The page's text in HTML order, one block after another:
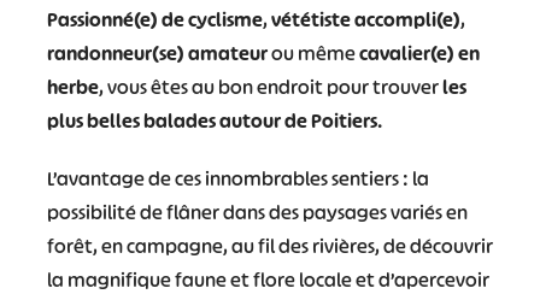
Passionné(e) de cyclisme,vététiste accompli(e),
randonneur(se) amateurou mêmecavalier(e) en
herbe, vous êtes au bon endroit pour trouverles
plus belles balades autour de Poitiers.
L’avantage de ces innombrables sentiers : la
possibilité de flâner dans des paysages variés en
forêt, en campagne, au fil des rivières, de découvrir
la magnifique faune et flore locale et d’apercevoir